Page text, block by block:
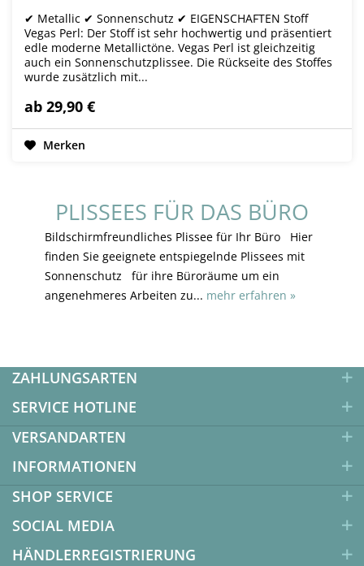
✔ Metallic ✔ Sonnenschutz ✔ EIGENSCHAFTEN Stoff
Vegas Perl: Der Stoff ist sehr hochwertig und präsentiert
edle moderne Metallictöne. Vegas Perl ist gleichzeitig
auch ein Sonnenschutzplissee. Die Rückseite des Stoffes
wurde zusätzlich mit...
ab 29,90 €
Merken
PLISSEES FÜR DAS BÜRO
Bildschirmfreundliches Plissee für Ihr Büro Hier
finden Sie geeignete entspiegelnde Plissees mit
Sonnenschutz für ihre Büroräume um ein
angenehmeres Arbeiten zu... mehr erfahren »
ZAHLUNGSARTEN
SERVICE HOTLINE
VERSANDARTEN
INFORMATIONEN
SHOP SERVICE
SOCIAL MEDIA
HÄNDLERREGISTRIERUNG